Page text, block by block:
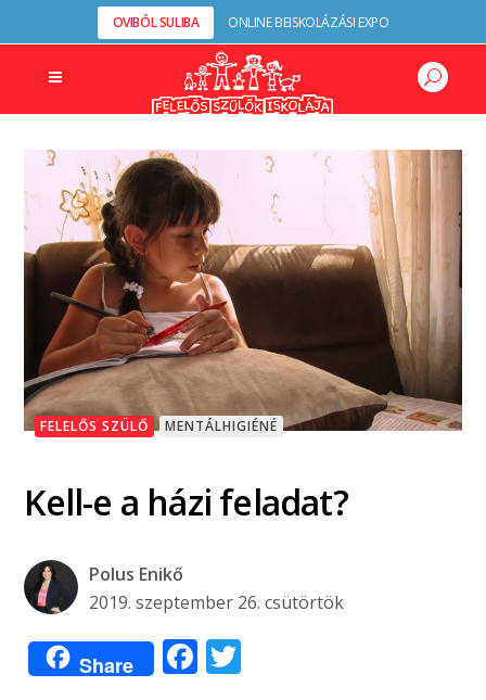
OVIBÓL SULIBA ONLINE BEISKOLÁZÁSI EXPO
FELELŐS SZÜLŐ MENTÁLHIGIÉNÉ
Kell-e a házi feladat?
Polus Enikő
2019. szeptember 26. csütörtök
Share Facebook